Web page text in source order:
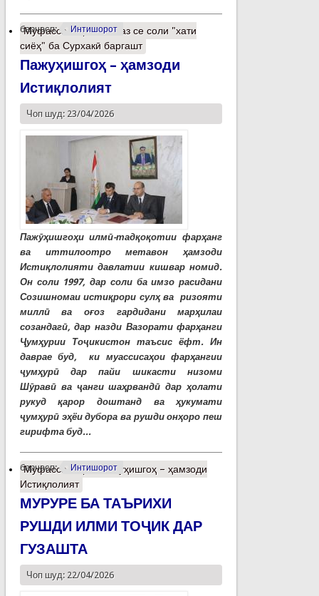
барчасп: Интишорот
Муфассалтаро Пас аз се соли "хати
сиёҳ" ба Сурхакӣ баргашт
Пажуҳишгоҳ – ҳамзоди
Истиқлолият
Чоп шуд: 23/04/2026
Пажӯҳишгоҳи илмӣ-тадқоқотии фарҳанг
ва иттилоотро метавон ҳамзоди
Истиқлолияти давлатии кишвар номид.
Он соли 1997, дар соли ба имзо расидани
Созишномаи истиқрори сулҳ ва ризояти
миллӣ ва оғоз гардидани марҳилаи
созандагӣ, дар назди Вазорати фарҳанги
Ҷумҳурии Тоҷикистон таъсис ёфт. Ин
даврае буд, ки муассисаҳои фарҳангии
ҷумҳурӣ дар пайи шикасти низоми
Шӯравӣ ва ҷанги шаҳрвандӣ дар ҳолати
рукуд қарор доштанд ва ҳукумати
ҷумҳурӣ эҳёи дубора ва рушди онҳоро пеш
гирифта буд...
барчасп: Интишорот
Муфассалтаро Пажуҳишгоҳ – ҳамзоди
Истиқлолият
МУРУРЕ БА ТАЪРИХИ
РУШДИ ИЛМИ ТОҶИК ДАР
ГУЗАШТА
Чоп шуд: 22/04/2026